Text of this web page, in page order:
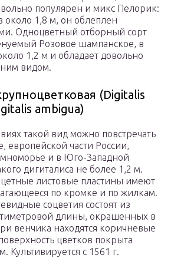
популярен и микс Пелорик:
около 1,8 м, он облеплен
Одноцветный отборный сорт
Розовое шампанское, в
1,2 м и обладает довольно
видом.
(Digitalis
ambigua)
такой вид можно повстречать
европейской части России,
и в Юго-Западной
дигиталиса не более 1,2 м.
листовые пластины имеют
по кромке и по жилкам.
соцветия состоят из
длины, окрашенных в
венчика находятся коричневые
цветков покрыта
Культивируется с 1561 г.